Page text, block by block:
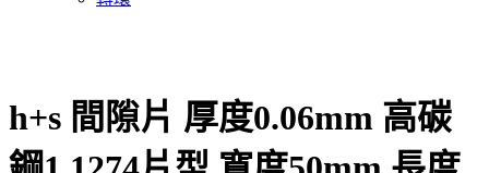
h+s 間隙片 厚度0.06mm 高碳